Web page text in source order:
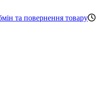
та повернення товару